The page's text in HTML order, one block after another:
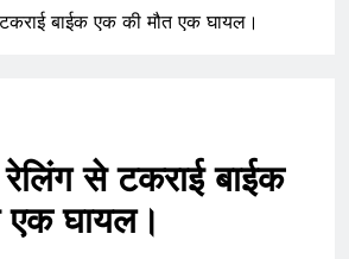
बाईक एक की मौत एक घायल।
से टकराई बाईक
एक घायल।